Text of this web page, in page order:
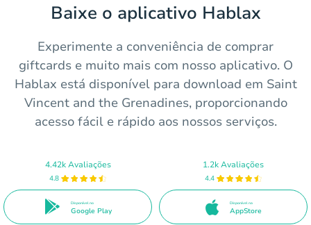
Baixe o aplicativo Hablax
Experimente a conveniência de comprar
giftcards e muito mais com nosso aplicativo. O
Hablax está disponível para download em Saint
Vincent and the Grenadines, proporcionando
acesso fácil e rápido aos nossos serviços.
4.42k Avaliações
4.8
Disponível no
Google Play
1.2k Avaliações
4.4
Disponível na
AppStore